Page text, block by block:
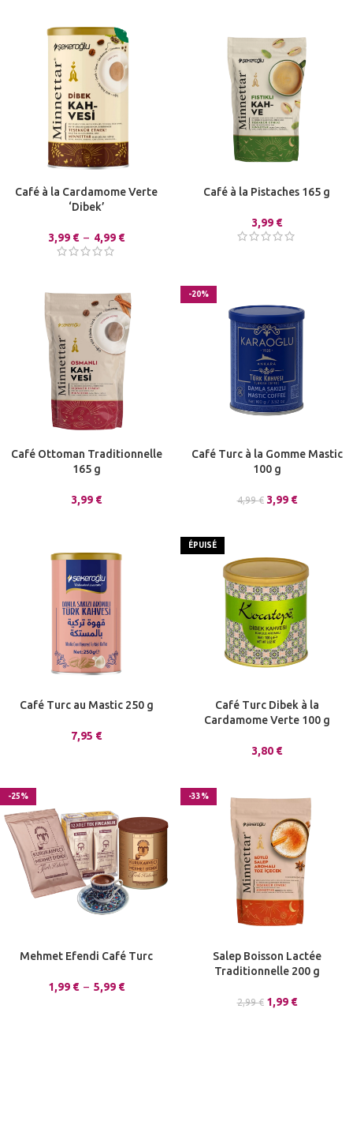
Café à la Cardamome Verte
‘Dibek’
3,99 € – 4,99 €
Café à la Pistaches 165 g
3,99 €
Café Ottoman Traditionnelle
165 g
3,99 €
-20%
Café Turc à la Gomme Mastic
100 g
4,99€ 3,99 €
Café Turc au Mastic 250 g
7,95 €
ÉPUISÉ
Café Turc Dibek à la
Cardamome Verte 100 g
3,80 €
-25%
Mehmet Efendi Café Turc
1,99 € – 5,99 €
-33%
Salep Boisson Lactée
Traditionnelle 200 g
2,99€ 1,99 €